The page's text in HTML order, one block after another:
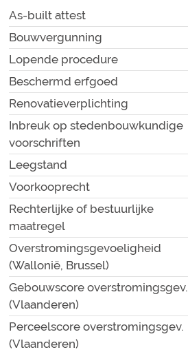
As-built attest
Bouwvergunning
Lopende procedure
Beschermd erfgoed
Renovatieverplichting
Inbreuk op stedenbouwkundige
voorschriften
Leegstand
Voorkooprecht
Rechterlijke of bestuurlijke
maatregel
Overstromingsgevoeligheid
(Wallonië, Brussel)
Gebouwscore overstromingsgev.
(Vlaanderen)
Perceelscore overstromingsgev.
(Vlaanderen)